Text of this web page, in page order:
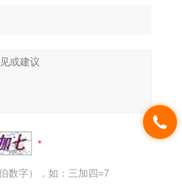
数字），如：三加四=7